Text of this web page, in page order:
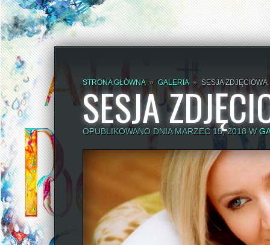
STRONA GŁÓWNA » GALERIA » SESJA ZDJĘCIOWA
SESJA
OPUBLIKOWANO DNIA MARZEC 15, 2018 W